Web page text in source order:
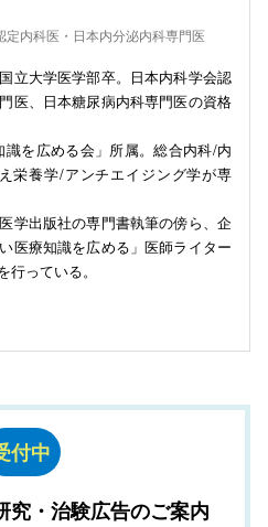
定内科医・日本内分泌内科専門医
立大学医学部卒。日本内科学会認
医、日本糖尿病内科専門医の資格
識を広める会」所属。総合内科/内
栄養学/アンチエイジング学が専
学出版社の専門書執筆の傍ら、企
医療知識を広める」医師ライター
行っている。
付中
究・治験広告のご案内